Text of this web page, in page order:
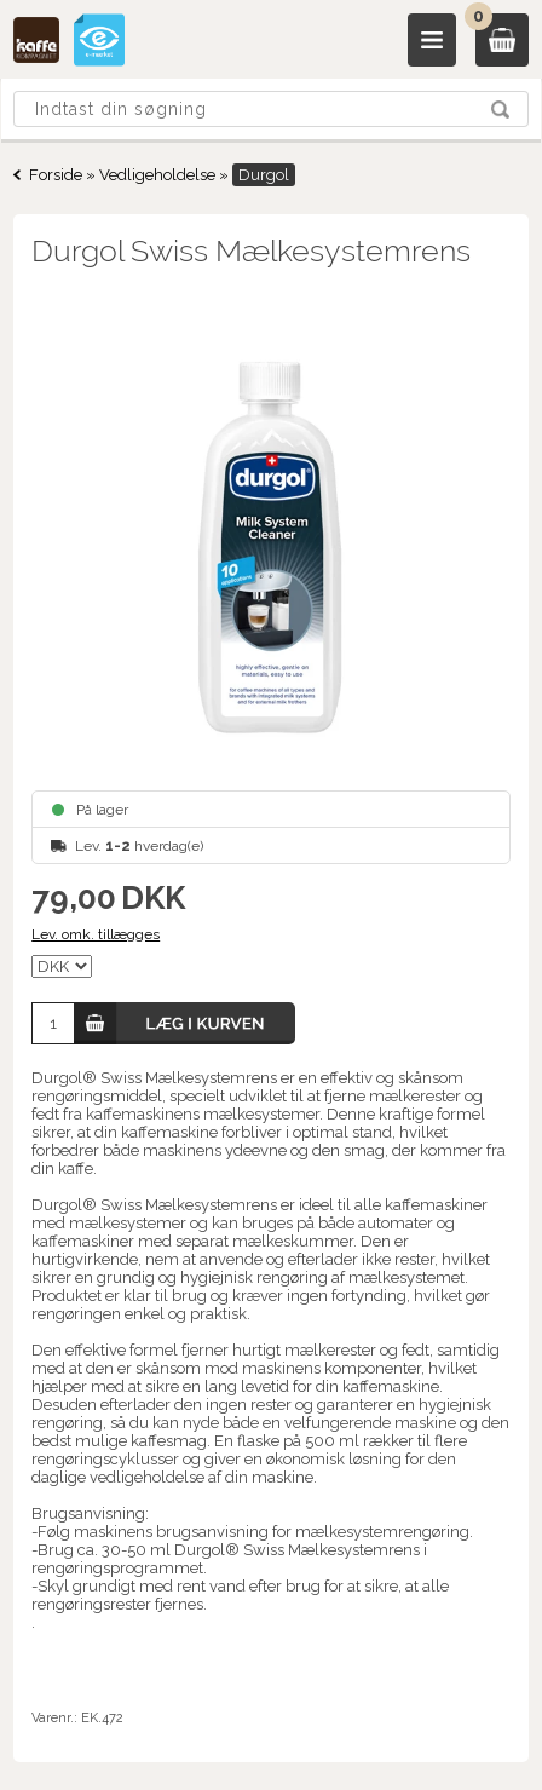
0
Forside »Vedligeholdelse » Durgol
Durgol Swiss Mælkesystemrens
På lager
Lev. 1-2 hverdag(e)
79,00 DKK
Lev. omk. tillægges
Durgol® Swiss Mælkesystemrens er en effektiv og skånsom
rengøringsmiddel, specielt udviklet til at fjerne mælkerester og
fedt fra kaffemaskinens mælkesystemer. Denne kraftige formel
sikrer, at din kaffemaskine forbliver i optimal stand, hvilket
forbedrer både maskinens ydeevne og den smag, der kommer fra
din kaffe.
Durgol® Swiss Mælkesystemrens er ideel til alle kaffemaskiner
med mælkesystemer og kan bruges på både automater og
kaffemaskiner med separat mælkeskummer. Den er
hurtigvirkende, nem at anvende og efterlader ikke rester, hvilket
sikrer en grundig og hygiejnisk rengøring af mælkesystemet.
Produktet er klar til brug og kræver ingen fortynding, hvilket gør
rengøringen enkel og praktisk.
Den effektive formel fjerner hurtigt mælkerester og fedt, samtidig
med at den er skånsom mod maskinens komponenter, hvilket
hjælper med at sikre en lang levetid for din kaffemaskine.
Desuden efterlader den ingen rester og garanterer en hygiejnisk
rengøring, så du kan nyde både en velfungerende maskine og den
bedst mulige kaffesmag. En flaske på 500 ml rækker til flere
rengøringscyklusser og giver en økonomisk løsning for den
daglige vedligeholdelse af din maskine.
Brugsanvisning:
-Følg maskinens brugsanvisning for mælkesystemrengøring.
-Brug ca. 30-50 ml Durgol® Swiss Mælkesystemrens i
rengøringsprogrammet.
-Skyl grundigt med rent vand efter brug for at sikre, at alle
rengøringsrester fjernes.
Varenr.: EK.472